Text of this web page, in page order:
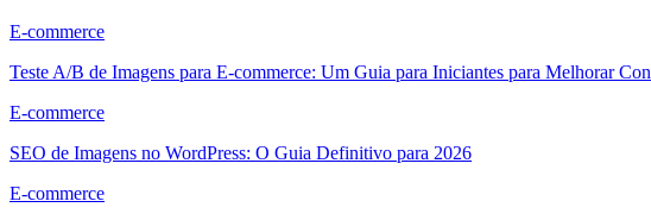
E-commerce
Teste A/B de Imagens para E-commerce: Um Guia para Iniciantes para Melhorar
E-commerce
SEO de Imagens no WordPress: O Guia Definitivo para 2026
E-commerce